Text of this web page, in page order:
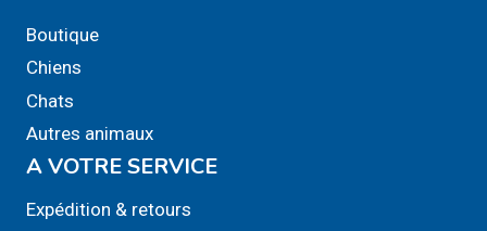
Boutique
Chiens
Chats
Autres animaux
A VOTRE SERVICE
Expédition & retours